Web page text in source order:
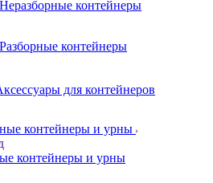
Неразборные контейнеры
Разборные контейнеры
для контейнеров
контейнеры и урны
контейнеры и урны